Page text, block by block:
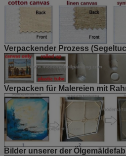
Verpackender Prozess
Verpacken für Malereien mit
Bilder unserer der